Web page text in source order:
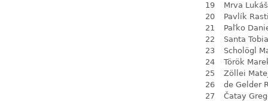
19
Mrva Lukáš
20
Pavlík
21
Paľko
22
Santa
23
Scholögl
24
Török
25
Zöllei
26
de Gelder
27
Čatay